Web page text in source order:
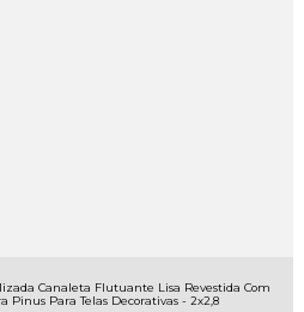
Canaleta Flutuante Lisa Revestida Com
Pinus Para Telas Decorativas - 2x2,8